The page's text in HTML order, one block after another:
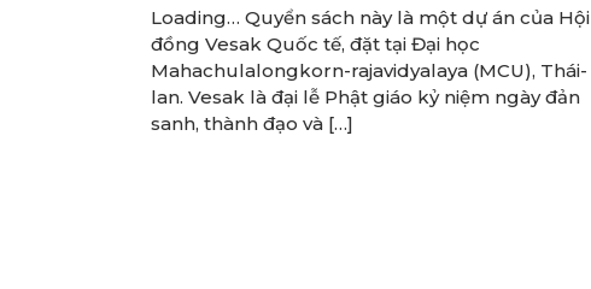
Loading… Quyển sách này là một dự án của Hội
đồng Vesak Quốc tế, đặt tại Đại học
Mahachulalongkorn-rajavidyalaya (MCU), Thái-
lan. Vesak là đại lễ Phật giáo kỷ niệm ngày đản
sanh, thành đạo và […]